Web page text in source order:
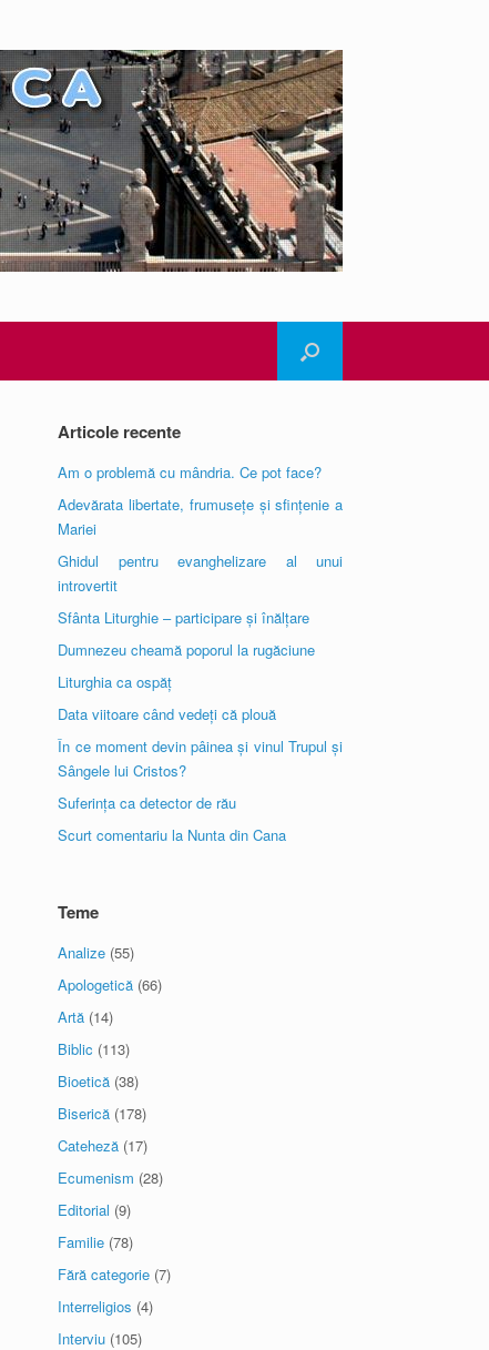
Articole recente
Am o problemă cu mândria. Ce pot face?
Adevărata libertate, frumusețe și sfințenie a
Mariei
Ghidul pentru evanghelizare al unui
introvertit
Sfânta Liturghie – participare și înălțare
Dumnezeu cheamă poporul la rugăciune
Liturghia ca ospăț
Data viitoare când vedeți că plouă
În ce moment devin pâinea și vinul Trupul și
Sângele lui Cristos?
Suferința ca detector de rău
Scurt comentariu la Nunta din Cana
Teme
Analize (55)
Apologetică (66)
Artă (14)
Biblic (113)
Bioetică (38)
Biserică (178)
Cateheză (17)
Ecumenism (28)
Editorial (9)
Familie (78)
Fără categorie (7)
Interreligios (4)
Interviu (105)